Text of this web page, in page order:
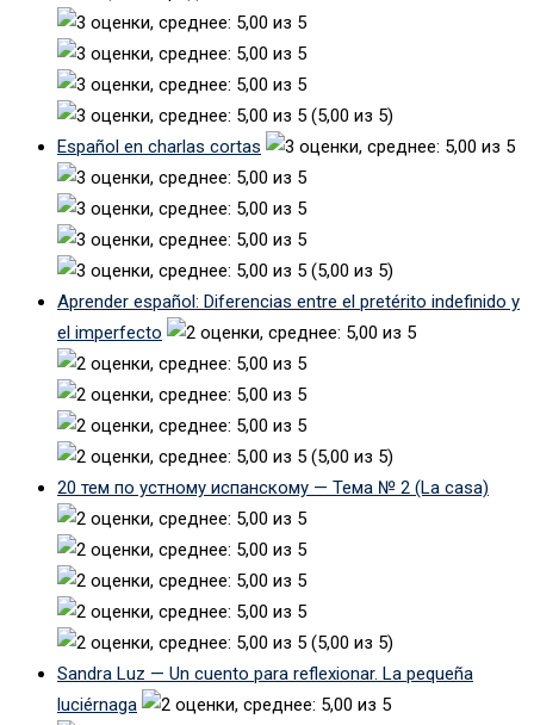
(5,00 из 5)
Español en charlas cortas
(5,00 из 5)
Aprender español: Diferencias entre el pretérito indefinido y
el imperfecto
(5,00 из 5)
20 тем по устному испанскому — Тема № 2 (La casa)
(5,00 из 5)
Sandra Luz — Un cuento para reflexionar. La pequeña
luciérnaga